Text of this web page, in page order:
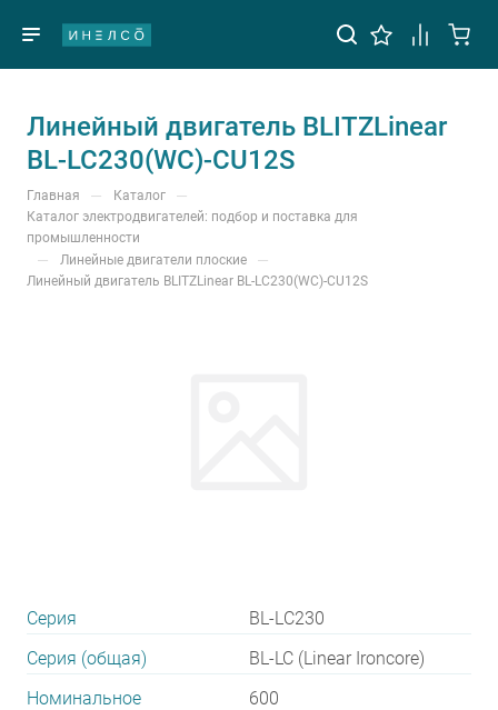
Линейный двигатель BLITZLinear
BL-LC230(WC)-CU12S
Главная — Каталог —
Каталог электродвигателей: подбор и поставка для
промышленности
— Линейные двигатели плоские —
Линейный двигатель BLITZLinear BL-LC230(WC)-CU12S
Серия
BL-LС230
Серия (общая)
BL-LC (Linear Ironcore)
Номинальное
600